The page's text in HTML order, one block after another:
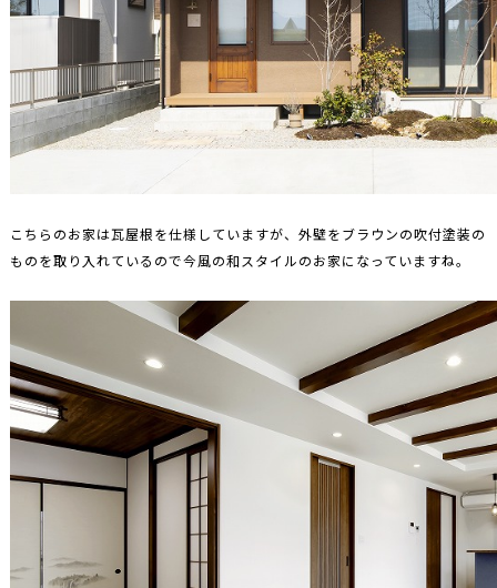
こちらのお家は瓦屋根を仕様していますが、外壁をブラウンの吹付塗装の
ものを取り入れているので今風の和スタイルのお家になっていますね。